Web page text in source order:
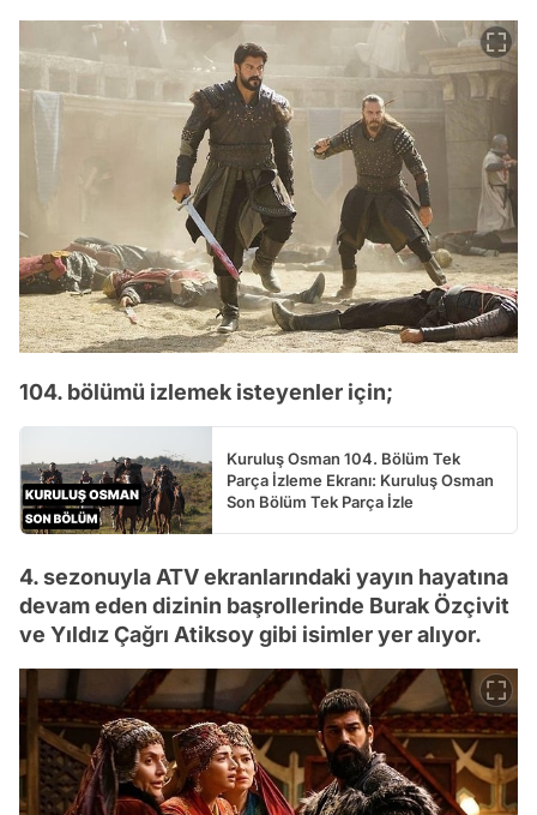
104. bölümü izlemek isteyenler için;
Kuruluş Osman 104. Bölüm Tek
Parça İzleme Ekranı: Kuruluş Osman
Son Bölüm Tek Parça İzle
4. sezonuyla ATV ekranlarındaki yayın hayatına
devam eden dizinin başrollerinde Burak Özçivit
ve Yıldız Çağrı Atiksoy gibi isimler yer alıyor.